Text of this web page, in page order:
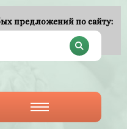
предложений по сайту: